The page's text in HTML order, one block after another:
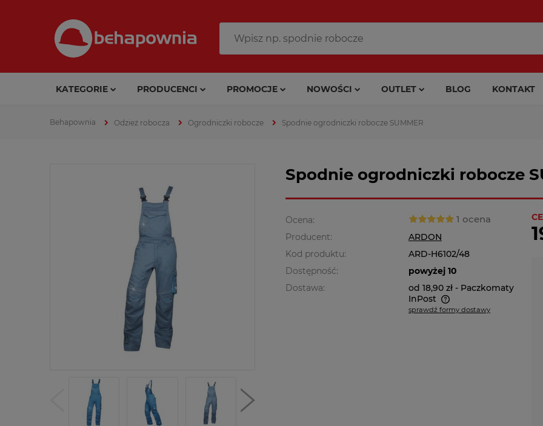
KATEGORIE PRODUCENCI PROMOCJE NOWOŚCI OUTLET BLOG KONTAKT
Odzież robocza Ogrodniczki robocze Spodnie ogrodniczki robocze SUMMER
Spodnie ogrodniczki robocze
Ocena: 1 ocena
Producent:
ARDON
Kod produktu:
ARD-H6102/48
Dostępność:
powyżej 10
Dostawa:
od 18,90 zł - Paczkomaty
InPost
sprawdź formy dostawy